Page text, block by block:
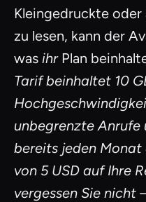
Kleingedruckte oder
zu lesen, kann der
was ihrPlan
Tarif beinhaltet 10
unbegrenzte Anrufe
bereits jeden
von 5 USD auf Ihre
vergessen Sie